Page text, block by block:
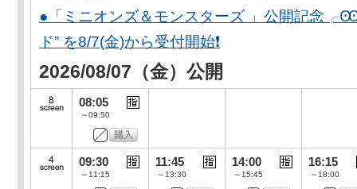
●「ミニオンズ＆モンスターズ 」公開記念
ド” を8/7(金)から受付開始❗️
2026/08/07（金）公開
08:05
～09:50
09:30
～11:15
11:45
～13:30
14:00
～15:45
16:15
～18:00